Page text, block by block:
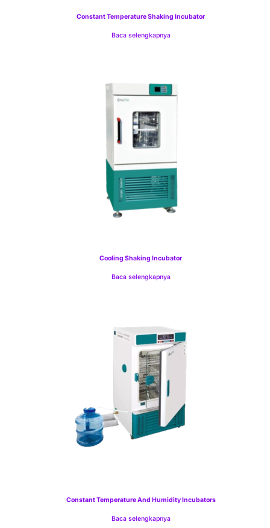
Constant Temperature Shaking Incubator
Baca selengkapnya
Cooling Shaking Incubator
Baca selengkapnya
Constant Temperature And Humidity Incubators
Baca selengkapnya